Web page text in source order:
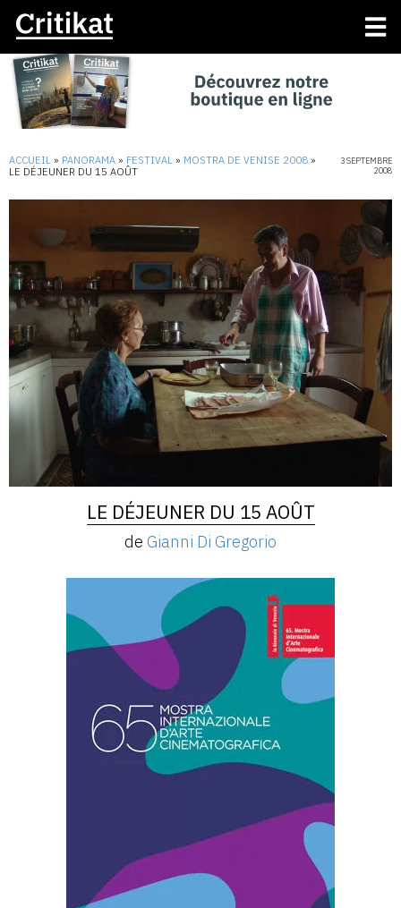
ACCUEIL » PANORAMA » FESTIVAL » MOSTRA DE VENISE 2008 »
LE DÉJEUNER DU 15 AOÛT
3 SEPTEMBRE
2008
LE DÉJEUNER DU 15 AOÛT
de Gianni Di Gregorio